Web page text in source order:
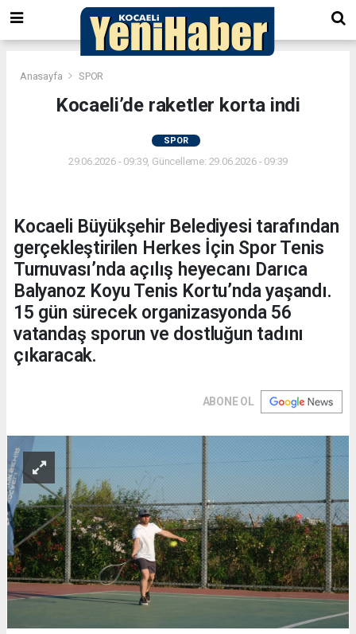
Anasayfa SPOR
Kocaeli’de raketler korta indi
SPOR
29.06.2026 - 09:39, Güncelleme: 29.06.2026 - 09:39
Kocaeli Büyükşehir Belediyesi tarafından
gerçekleştirilen Herkes İçin Spor Tenis
Turnuvası’nda açılış heyecanı Darıca
Balyanoz Koyu Tenis Kortu’nda yaşandı.
15 gün sürecek organizasyonda 56
vatandaş sporun ve dostluğun tadını
çıkaracak.
ABONE OL